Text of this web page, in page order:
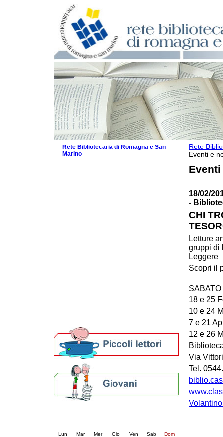
Rete
Eventi e
Eventi
18/02/
-
CHI
Letture
gruppi di
Leggere
Scopri il
18 e 25
10 e 24
7 e 21
12 e 26
Via
Tel.
Rete Bibliotecaria di Romagna e San
Marino
Lun Mar Mer Gio Ven Sab
Dom